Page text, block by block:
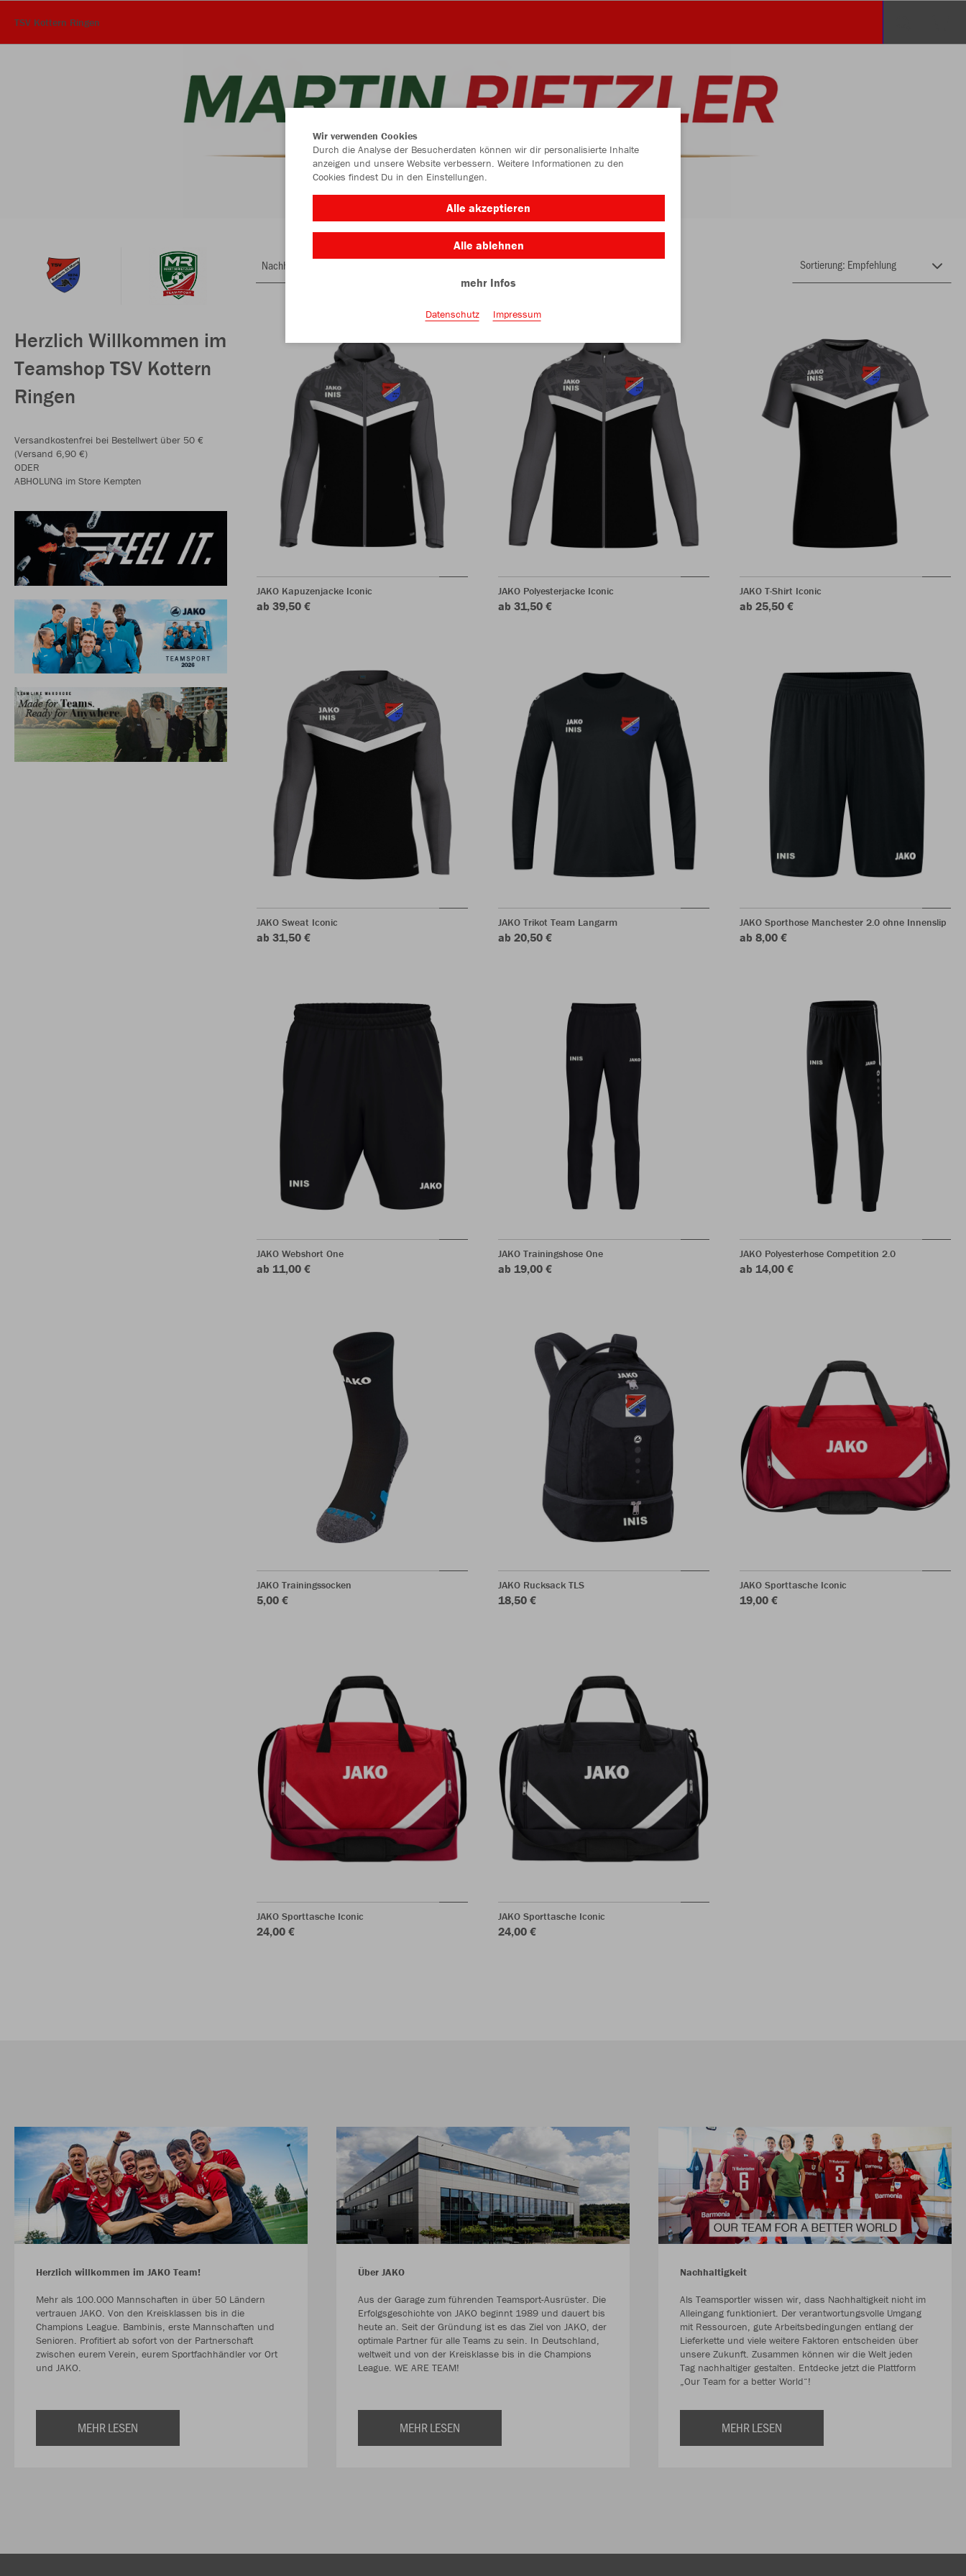
TSV Kottern Ringen
Herzlich Willkommen im
Teamshop TSV Kottern
Ringen
Versandkostenfrei bei Bestellwert über 50 €
(Versand 6,90 €)
ODER
ABHOLUNG im Store Kempten
Nachhaltig
JAKO Kapuzenjacke Iconic
ab 39,50 €
JAKO Polyesterjacke Iconic
ab 31,50 €
JAKO T-Shirt Iconic
ab 25,50 €
JAKO Sweat Iconic
ab 31,50 €
JAKO Trikot Team Langarm
ab 20,50 €
JAKO Sporthose Manchester 2.0 ohne Innenslip
ab 8,00 €
JAKO Webshort One
ab 11,00 €
JAKO Trainingshose One
ab 19,00 €
JAKO Polyesterhose Competition 2.0
ab 14,00 €
JAKO Trainingssocken
5,00 €
JAKO Rucksack TLS
18,50 €
JAKO Sporttasche Iconic
19,00 €
JAKO Sporttasche Iconic
24,00 €
JAKO Sporttasche Iconic
24,00 €
Herzlich willkommen im JAKO Team!
Mehr als 100.000 Mannschaften in über 50 Ländern
vertrauen JAKO. Von den Kreisklassen bis in die
Champions League. Bambinis, erste Mannschaften und
Senioren. Profitiert ab sofort von der Partnerschaft
zwischen eurem Verein, eurem Sportfachhändler vor Ort
und JAKO.
MEHR LESEN
Über JAKO
Aus der Garage zum führenden Teamsport-Ausrüster. Die
Erfolgsgeschichte von JAKO beginnt 1989 und dauert bis
heute an. Seit der Gründung ist es das Ziel von JAKO, der
optimale Partner für alle Teams zu sein. In Deutschland,
weltweit und von der Kreisklasse bis in die Champions
League. WE ARE TEAM!
MEHR LESEN
Nachhaltigkeit
Als Teamsportler wissen wir, dass Nachhaltigkeit nicht im
Alleingang funktioniert. Der verantwortungsvolle Umgang
mit Ressourcen, gute Arbeitsbedingungen entlang der
Lieferkette und viele weitere Faktoren entscheiden über
unsere Zukunft. Zusammen können wir die Welt jeden
Tag nachhaltiger gestalten. Entdecke jetzt die Plattform
„Our Team for a better World“!
MEHR LESEN
Wir verwenden Cookies
Durch die Analyse der Besucherdaten können wir dir personalisierte Inhalte
anzeigen und unsere Website verbessern. Weitere Informationen zu den
Cookies findest Du in den Einstellungen.
Alle akzeptieren
Alle ablehnen
mehr Infos
Datenschutz Impressum